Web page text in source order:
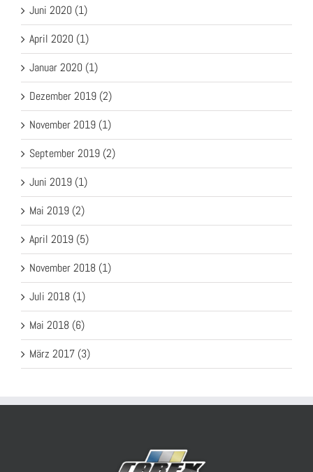
Juni 2020 (1)
April 2020 (1)
Januar 2020 (1)
Dezember 2019 (2)
November 2019 (1)
September 2019 (2)
Juni 2019 (1)
Mai 2019 (2)
April 2019 (5)
November 2018 (1)
Juli 2018 (1)
Mai 2018 (6)
März 2017 (3)